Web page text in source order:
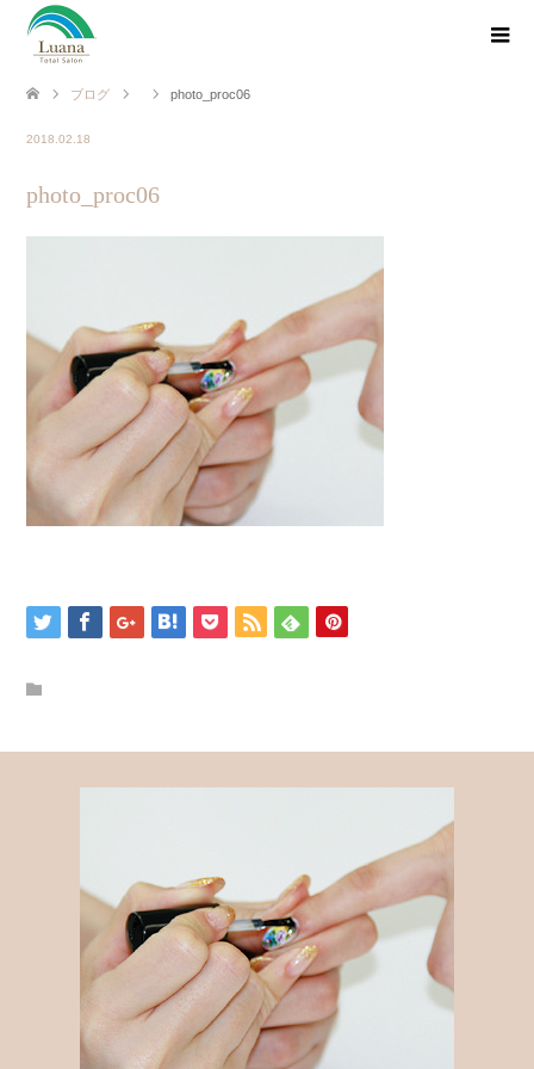
ブログ photo_proc06
2018.02.18
photo_proc06